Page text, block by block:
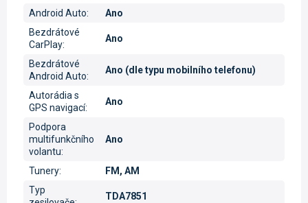
Android Auto:
Ano
Bezdrátové
CarPlay:
Ano
Bezdrátové
Android Auto:
Ano (dle typu mobilního telefonu)
Autorádia s
GPS navigací:
Ano
Podpora
multifunkčního
volantu:
Ano
Tunery:
FM, AM
Typ
TDA7851